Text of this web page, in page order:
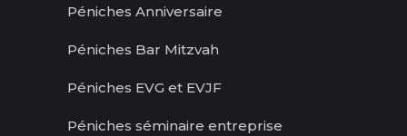
Péniches Anniversaire
Péniches Bar Mitzvah
Péniches EVG et EVJF
Péniches séminaire entreprise